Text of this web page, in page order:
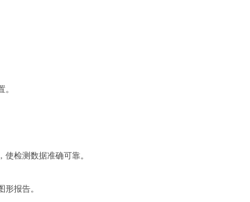
检测数据准确可靠。
报告。